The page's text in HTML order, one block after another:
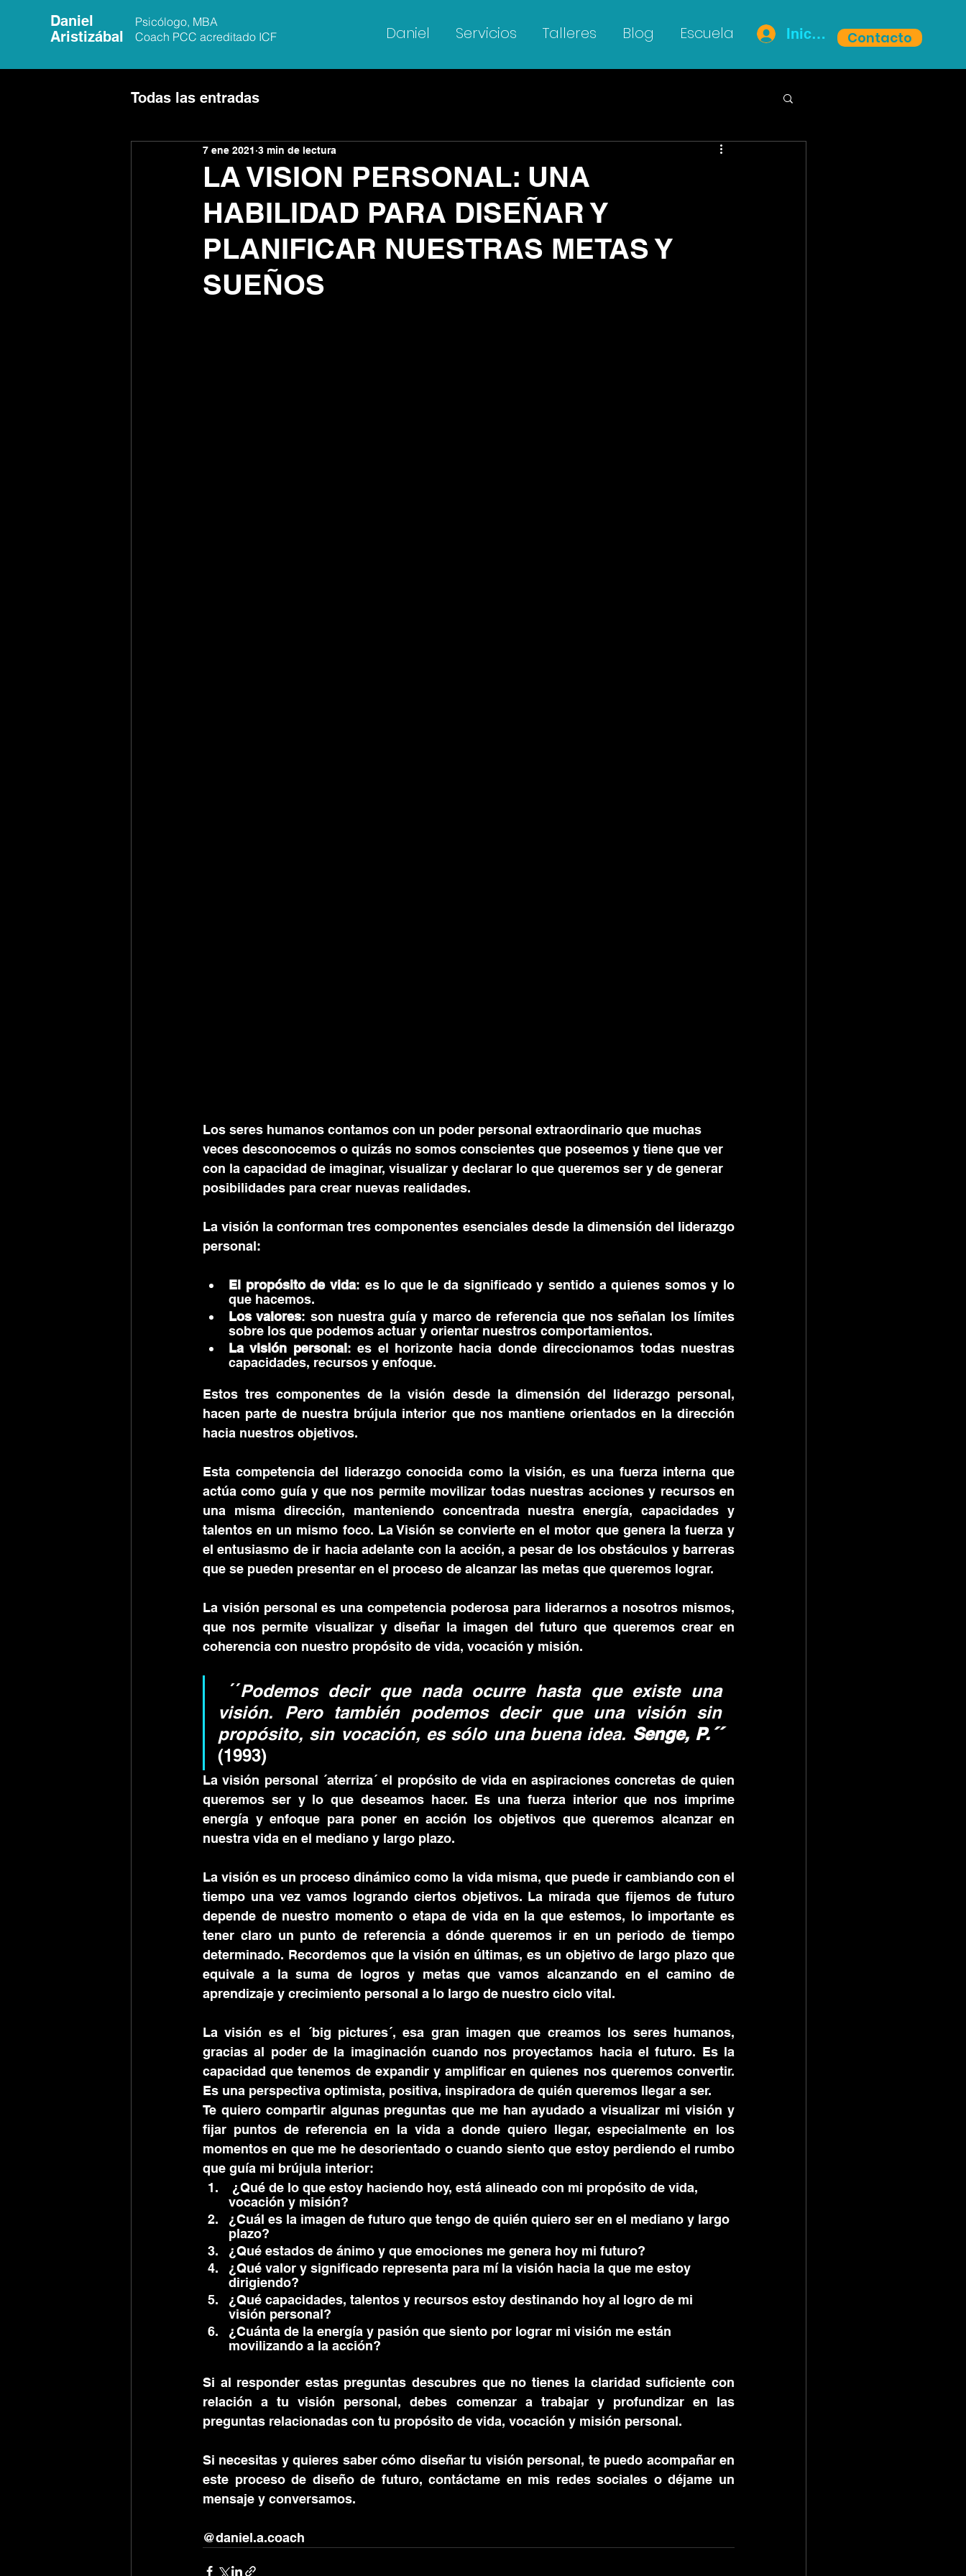
Contacto
Daniel
Aristizábal
Psicólogo, MBA
Coach PCC acreditado ICF
Daniel Servicios Talleres Blog Escuela Iniciar sesión
Todas las entradas
LA VISION PERSONAL: UNA
HABILIDAD PARA DISEÑAR Y
PLANIFICAR NUESTRAS METAS Y
SUEÑOS
7 ene 2021 3 min de lectura
Los seres humanos contamos con un poder personal extraordinario que muchas
veces desconocemos o quizás no somos conscientes que poseemos y tiene que ver
con la capacidad de imaginar, visualizar y declarar lo que queremos ser y de generar
posibilidades para crear nuevas realidades.
La visión la conforman tres componentes esenciales desde la dimensión del liderazgo
personal:
El propósito de vida: es lo que le da significado y sentido a quienes somos y lo
que hacemos.
Los valores: son nuestra guía y marco de referencia que nos señalan los límites
sobre los que podemos actuar y orientar nuestros comportamientos.
La visión personal: es el horizonte hacia donde direccionamos todas nuestras
capacidades, recursos y enfoque.
Estos tres componentes de la visión desde la dimensión del liderazgo personal,
hacen parte de nuestra brújula interior que nos mantiene orientados en la dirección
hacia nuestros objetivos.
Esta competencia del liderazgo conocida como la visión, es una fuerza interna que
actúa como guía y que nos permite movilizar todas nuestras acciones y recursos en
una misma dirección, manteniendo concentrada nuestra energía, capacidades y
talentos en un mismo foco. La Visión se convierte en el motor que genera la fuerza y
el entusiasmo de ir hacia adelante con la acción, a pesar de los obstáculos y barreras
que se pueden presentar en el proceso de alcanzar las metas que queremos lograr.
La visión personal es una competencia poderosa para liderarnos a nosotros mismos,
que nos permite visualizar y diseñar la imagen del futuro que queremos crear en
coherencia con nuestro propósito de vida, vocación y misión.
´´Podemos decir que nada ocurre hasta que existe una
visión. Pero también podemos decir que una visión sin
propósito, sin vocación, es sólo una buena idea.
Senge, P.´´
(1993)
La visión personal ´aterriza´ el propósito de vida en aspiraciones concretas de quien
queremos ser y lo que deseamos hacer. Es una fuerza interior que nos imprime
energía y enfoque para poner en acción los objetivos que queremos alcanzar en
nuestra vida en el mediano y largo plazo.
La visión es un proceso dinámico como la vida misma, que puede ir cambiando con el
tiempo una vez vamos logrando ciertos objetivos. La mirada que fijemos de futuro
depende de nuestro momento o etapa de vida en la que estemos, lo importante es
tener claro un punto de referencia a dónde queremos ir en un periodo de tiempo
determinado. Recordemos que la visión en últimas, es un objetivo de largo plazo que
equivale a la suma de logros y metas que vamos alcanzando en el camino de
aprendizaje y crecimiento personal a lo largo de nuestro ciclo vital.
La visión es el ´big pictures´, esa gran imagen que creamos los seres humanos,
gracias al poder de la imaginación cuando nos proyectamos hacia el futuro. Es la
capacidad que tenemos de expandir y amplificar en quienes nos queremos convertir.
Es una perspectiva optimista, positiva, inspiradora de quién queremos llegar a ser.
Te quiero compartir algunas preguntas que me han ayudado a visualizar mi visión y
fijar puntos de referencia en la vida a donde quiero llegar, especialmente en los
momentos en que me he desorientado o cuando siento que estoy perdiendo el rumbo
que guía mi brújula interior:
vocación y misión?
¿Cuál es la imagen de futuro que tengo de quién quiero ser en el mediano y largo
plazo?
¿Qué estados de ánimo y que emociones me genera hoy mi futuro?
¿Qué valor y significado representa para mí la visión hacia la que me estoy
dirigiendo?
¿Qué capacidades, talentos y recursos estoy destinando hoy al logro de mi
visión personal?
¿Cuánta de la energía y pasión que siento por lograr mi visión me están
movilizando a la acción?
Si al responder estas preguntas descubres que no tienes la claridad suficiente con
relación a tu visión personal, debes comenzar a trabajar y profundizar en las
preguntas relacionadas con tu propósito de vida, vocación y misión personal.
Si necesitas y quieres saber cómo diseñar tu visión personal, te puedo acompañar en
este proceso de diseño de futuro, contáctame en mis redes sociales o déjame un
mensaje y conversamos.
@daniel.a.coach